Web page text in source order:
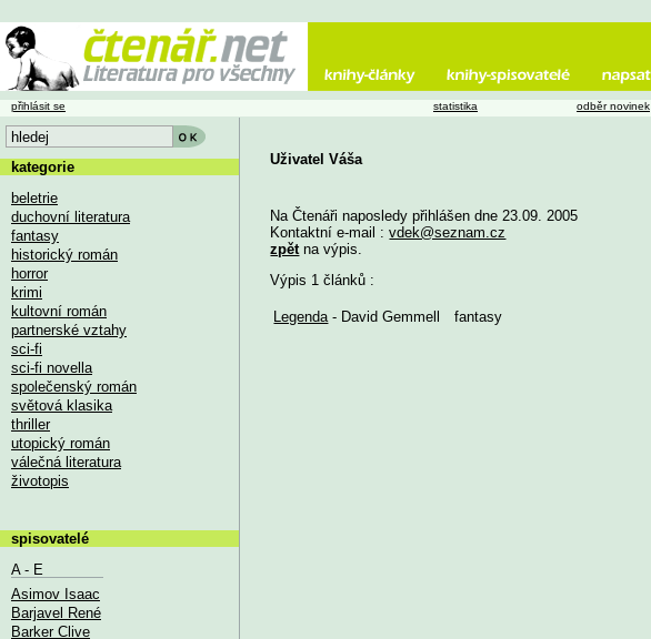
Uživatel Váša
Na Čtenáři naposledy přihlášen dne 23.09. 2005
Kontaktní e-mail :vdek@seznam.cz
zpět na výpis.
Výpis 1 článků :
Legenda - David Gemmell fantasy
přihlásit se statistika odběr novinek
kategorie
beletrie
duchovní literatura
fantasy
historický román
horror
krimi
kultovní román
partnerské vztahy
sci-fi
sci-fi novella
společenský román
světová klasika
thriller
utopický román
válečná literatura
životopis
spisovatelé
A - E
Asimov Isaac
Barjavel René
Barker Clive